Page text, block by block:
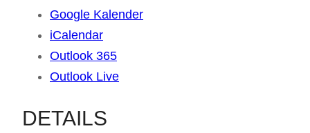
Google Kalender
iCalendar
Outlook 365
Outlook Live
DETAILS